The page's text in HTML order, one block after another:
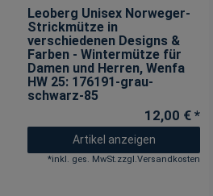
Leoberg Unisex Norweger-
Strickmütze in
verschiedenen Designs &
Farben - Wintermütze für
Damen und Herren, Wenfa
HW 25: 176191-grau-
schwarz-85
12,00 € *
Artikel anzeigen
*inkl. ges. MwSt.zzgl.Versandkosten